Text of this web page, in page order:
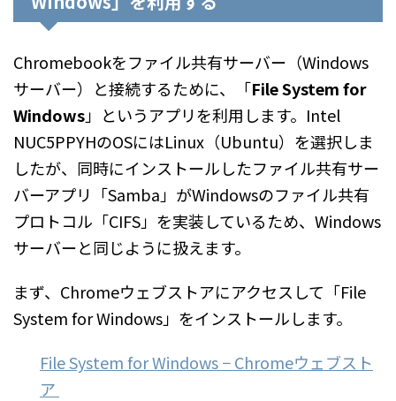
Chromebookをファイル共有サーバー（Windows
サーバー）と接続するために、「File System for
Windows」というアプリを利用します。Intel
NUC5PPYHのOSにはLinux（Ubuntu）を選択しま
したが、同時にインストールしたファイル共有サー
バーアプリ「Samba」がWindowsのファイル共有
プロトコル「CIFS」を実装しているため、Windows
サーバーと同じように扱えます。
まず、Chromeウェブストアにアクセスして「File
System for Windows」をインストールします。
File System for Windows − Chromeウェブスト
ア